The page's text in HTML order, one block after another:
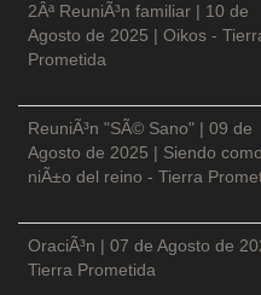
2Âª ReuniÃ³n familiar | 10 de
Agosto de 2025 | Oikos -
Prometida
ReuniÃ³n "SÃ© Sano" | 09 de
Agosto de 2025 | Siendo como
niÃ±o del reino - Tierra
OraciÃ³n | 07 de Agosto de
Tierra Prometida